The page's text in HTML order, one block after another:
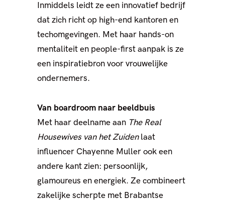
Inmiddels leidt ze een innovatief bedrijf
dat zich richt op high-end kantoren en
techomgevingen. Met haar hands-on
mentaliteit en people-first aanpak is ze
een inspiratiebron voor vrouwelijke
ondernemers.
Van boardroom naar beeldbuis
Met haar deelname aan The Real
Housewives van het Zuidenlaat
influencer Chayenne Muller ook een
andere kant zien: persoonlijk,
glamoureus en energiek. Ze combineert
zakelijke scherpte met Brabantse